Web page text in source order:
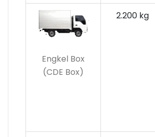
Engkel Box
(CDE Box)
2.200 kg